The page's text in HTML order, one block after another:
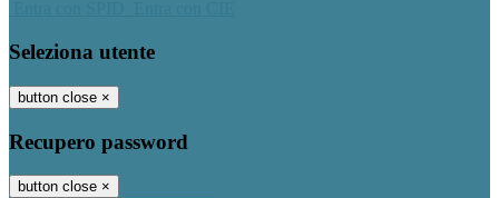
Seleziona utente
button close ×
Recupero password
button close ×